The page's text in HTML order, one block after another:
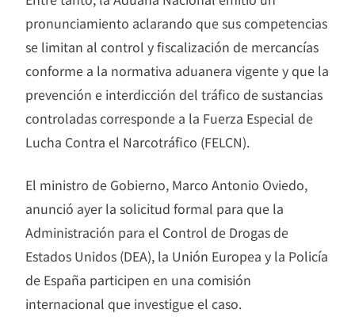
pronunciamiento aclarando que sus competencias
se limitan al control y fiscalización de mercancías
conforme a la normativa aduanera vigente y que la
prevención e interdicción del tráfico de sustancias
controladas corresponde a la Fuerza Especial de
Lucha Contra el Narcotráfico (FELCN).
El ministro de Gobierno, Marco Antonio Oviedo,
anunció ayer la solicitud formal para que la
Administración para el Control de Drogas de
Estados Unidos (DEA), la Unión Europea y la Policía
de España participen en una comisión
internacional que investigue el caso.